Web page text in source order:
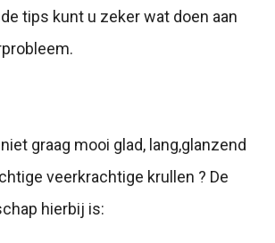
tips kunt u zeker wat doen aan
graag mooi glad, lang,glanzend
veerkrachtige krullen ? De
hierbij is: